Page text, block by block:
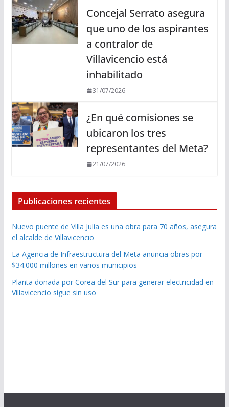
Concejal Serrato asegura
que uno de los aspirantes
a contralor de
Villavicencio está
inhabilitado
31/07/2026
¿En qué comisiones se
ubicaron los tres
representantes del Meta?
21/07/2026
Publicaciones recientes
Nuevo puente de Villa Julia es una obra para 70 años, asegura
el alcalde de Villavicencio
La Agencia de Infraestructura del Meta anuncia obras por
$34.000 millones en varios municipios
Planta donada por Corea del Sur para generar electricidad en
Villavicencio sigue sin uso